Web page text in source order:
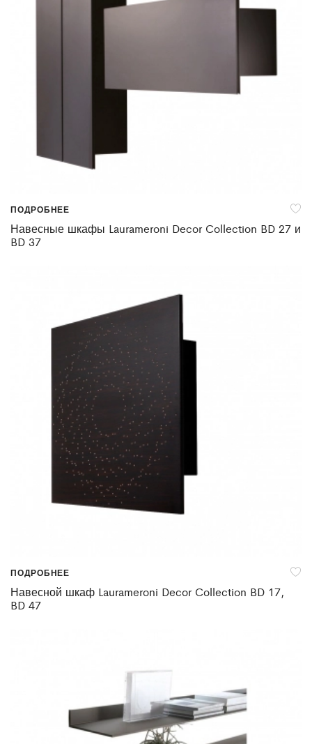
ПОДРОБНЕЕ
Навесные шкафы Laurameroni Decor Collection BD 27 и
BD 37
ПОДРОБНЕЕ
Навесной шкаф Laurameroni Decor Collection BD 17,
BD 47